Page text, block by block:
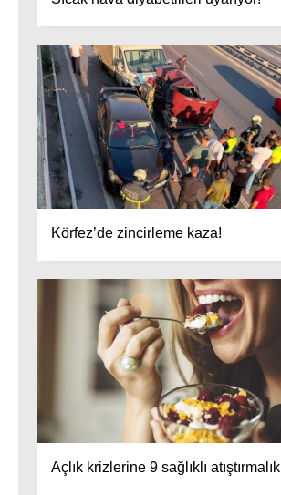
Körfez’de zincirleme kaza!
Açlık krizlerine 9 sağlıklı atıştırmalık